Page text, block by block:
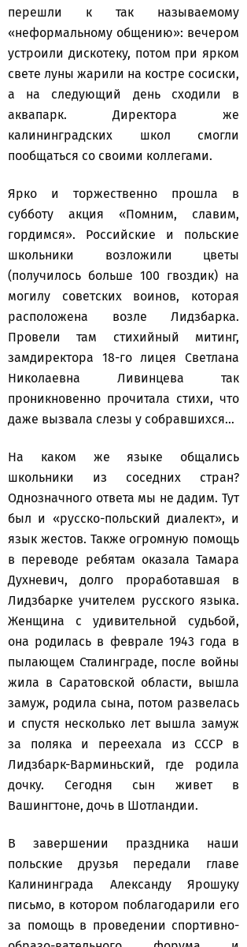
перешли к так называемому
«неформальному общению»: вечером
устроили дискотеку, потом при ярком
свете луны жарили на костре сосиски,
а на следующий день сходили в
аквапарк. Директора же
калининградских школ смогли
пообщаться со своими коллегами.
Ярко и торжественно прошла в
субботу акция «Помним, славим,
гордимся». Российские и польские
школьники возложили цветы
(получилось больше 100 гвоздик) на
могилу советских воинов, которая
расположена возле Лидзбарка.
Провели там стихийный митинг,
замдиректора 18-го лицея Светлана
Николаевна Ливинцева так
проникновенно прочитала стихи, что
даже вызвала слезы у собравшихся…
На каком же языке общались
школьники из соседних стран?
Однозначного ответа мы не дадим. Тут
был и «русско-польский диалект», и
язык жестов. Также огромную помощь
в переводе ребятам оказала Тамара
Духневич, долго проработавшая в
Лидзбарке учителем русского языка.
Женщина с удивительной судьбой,
она родилась в феврале 1943 года в
пылающем Сталинграде, после войны
жила в Саратовской области, вышла
замуж, родила сына, потом развелась
и спустя несколько лет вышла замуж
за поляка и переехала из СССР в
Лидзбарк-Варминьский, где родила
дочку. Сегодня сын живет в
Вашингтоне, дочь в Шотландии.
В завершении праздника наши
польские друзья передали главе
Калининграда Александу Ярошуку
письмо, в котором поблагодарили его
за помощь в проведении спортивно-